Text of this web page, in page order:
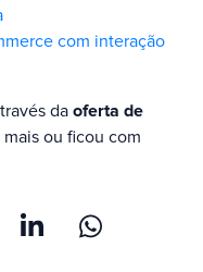
com interação
da oferta de
mais ou ficou com